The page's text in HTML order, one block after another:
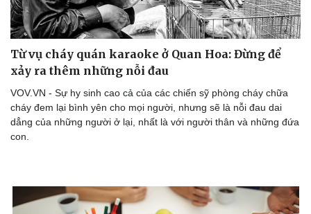
Hậu trường
Từ vụ cháy quán karaoke ở Quan Hoa: Đừng để
xảy ra thêm những nỗi đau
VOV.VN - Sự hy sinh cao cả của các chiến sỹ phòng cháy chữa
cháy đem lại bình yên cho mọi người, nhưng sẽ là nỗi đau dai
dẳng của những người ở lại, nhất là với người thân và những đứa
con.